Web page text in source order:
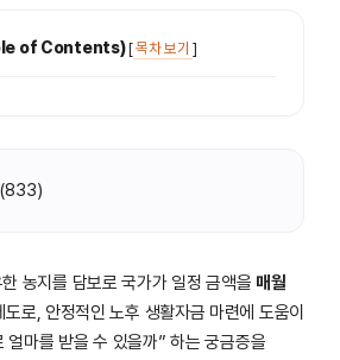
of Contents)[목차 보기 ]
(833)
농지를 담보로 국가가 일정 금액을 매월
도로, 안정적인 노후 생활자금 마련에 도움이
얼마를 받을 수 있을까” 하는 궁금증을